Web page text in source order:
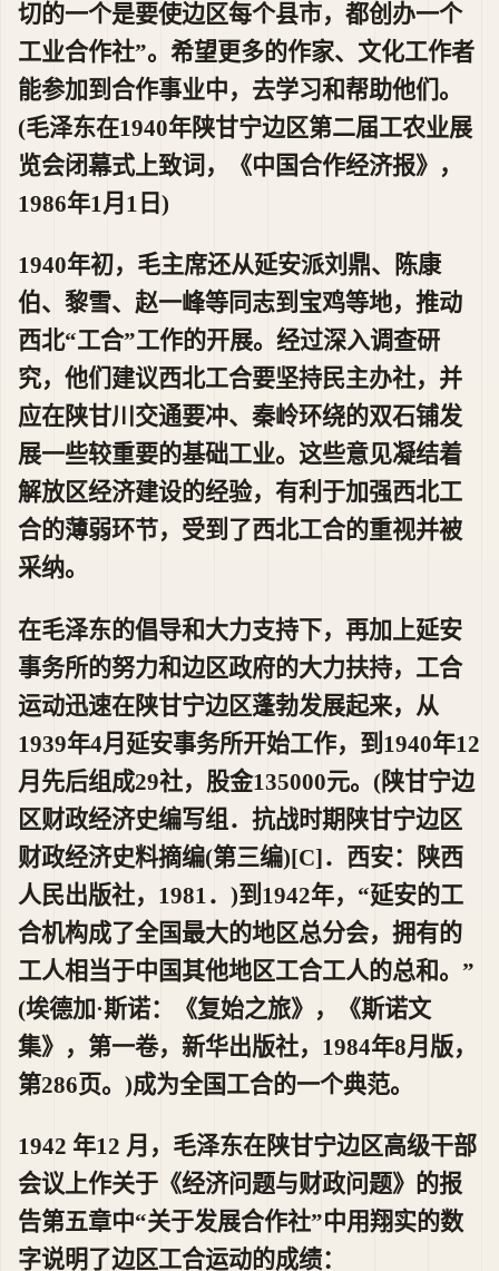
切的一个是要使边区每个县市，都创办一个
工业合作社”。希望更多的作家、文化工作者
能参加到合作事业中，去学习和帮助他们。
(毛泽东在1940年陕甘宁边区第二届工农业展
览会闭幕式上致词，《中国合作经济报》，
1986年1月1日)
1940年初，毛主席还从延安派刘鼎、陈康
伯、黎雪、赵一峰等同志到宝鸡等地，推动
西北“工合”工作的开展。经过深入调查研
究，他们建议西北工合要坚持民主办社，并
应在陕甘川交通要冲、秦岭环绕的双石铺发
展一些较重要的基础工业。这些意见凝结着
解放区经济建设的经验，有利于加强西北工
合的薄弱环节，受到了西北工合的重视并被
采纳。
在毛泽东的倡导和大力支持下，再加上延安
事务所的努力和边区政府的大力扶持，工合
运动迅速在陕甘宁边区蓬勃发展起来，从
1939年4月延安事务所开始工作，到1940年12
月先后组成29社，股金135000元。(陕甘宁边
区财政经济史编写组．抗战时期陕甘宁边区
财政经济史料摘编(第三编)[C]．西安：陕西
人民出版社，1981．)到1942年，“延安的工
合机构成了全国最大的地区总分会，拥有的
工人相当于中国其他地区工合工人的总和。”
(埃德加·斯诺：《复始之旅》，《斯诺文
集》，第一卷，新华出版社，1984年8月版，
第286页。)成为全国工合的一个典范。
1942 年12 月，毛泽东在陕甘宁边区高级干部
会议上作关于《经济问题与财政问题》的报
告第五章中“关于发展合作社”中用翔实的数
字说明了边区工合运动的成绩：